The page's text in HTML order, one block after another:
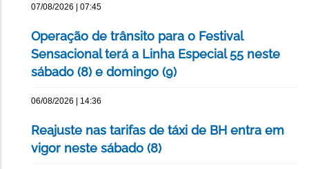
07/08/2026 | 07:45
Operação de trânsito para o Festival
Sensacional terá a Linha Especial 55 neste
sábado (8) e domingo (9)
06/08/2026 | 14:36
Reajuste nas tarifas de táxi de BH entra em
vigor neste sábado (8)